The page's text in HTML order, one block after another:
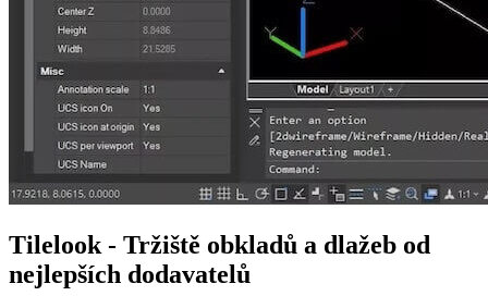
Tilelook - Tržiště obkladů a dlažeb od
nejlepších dodavatelů